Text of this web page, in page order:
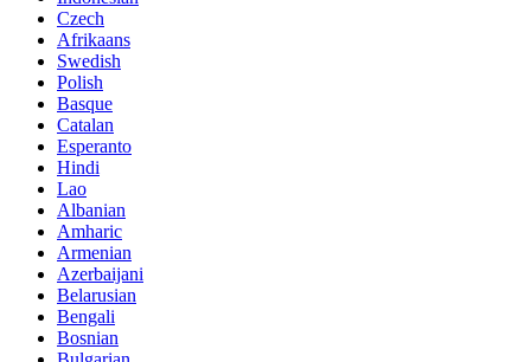
Czech
Afrikaans
Swedish
Polish
Basque
Catalan
Esperanto
Hindi
Lao
Albanian
Amharic
Armenian
Azerbaijani
Belarusian
Bengali
Bosnian